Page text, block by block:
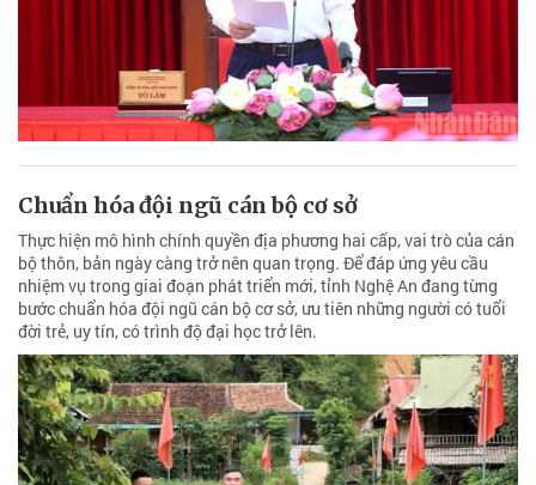
Chuẩn hóa đội ngũ cán bộ cơ sở
Thực hiện mô hình chính quyền địa phương hai cấp, vai trò của cán
bộ thôn, bản ngày càng trở nên quan trọng. Để đáp ứng yêu cầu
nhiệm vụ trong giai đoạn phát triển mới, tỉnh Nghệ An đang từng
bước chuẩn hóa đội ngũ cán bộ cơ sở, ưu tiên những người có tuổi
đời trẻ, uy tín, có trình độ đại học trở lên.